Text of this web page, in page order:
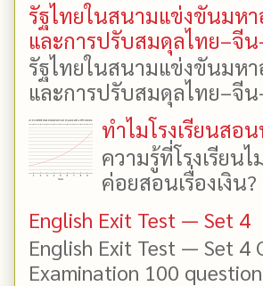
รัฐไทยในสนามแข่งขันมห
และการปรับสมดุลไทย–จี
รัฐไทยในสนามแข่งขันมห
และการปรับสมดุลไทย–จี
ทำไมโรงเรียนสอ
ความรู้ที่โรงเรียน
ค่อยสอนเรื่องเงิน
English Exit Test — Set 4
English Exit Test — Set 4
Examination 100